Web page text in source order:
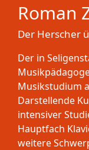
Roman
Der Herscher
Der in
Musikstudium
Darstellende
intensiver
Hauptfach
weitere